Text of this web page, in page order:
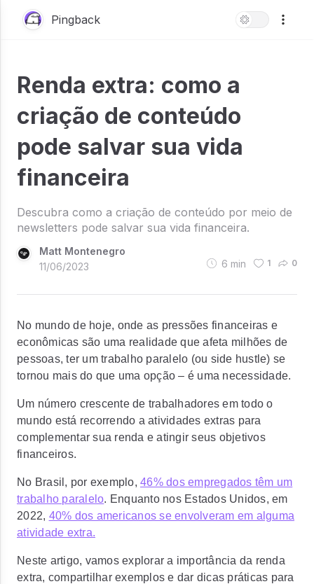
Pingback
Renda extra: como a
criação de conteúdo
pode salvar sua vida
financeira
Descubra como a criação de conteúdo por meio de
newsletters pode salvar sua vida financeira.
Matt Montenegro
11/06/2023
6 min 1 0
No mundo de hoje, onde as pressões financeiras e
econômicas são uma realidade que afeta milhões de
pessoas, ter um trabalho paralelo (ou side hustle) se
tornou mais do que uma opção – é uma necessidade.
Um número crescente de trabalhadores em todo o
mundo está recorrendo a atividades extras para
complementar sua renda e atingir seus objetivos
financeiros.
No Brasil, por exemplo, 46% dos empregados têm um
trabalho paralelo. Enquanto nos Estados Unidos, em
2022, 40% dos americanos se envolveram em alguma
atividade extra.
Neste artigo, vamos explorar a importância da renda
extra, compartilhar exemplos e dar dicas práticas para